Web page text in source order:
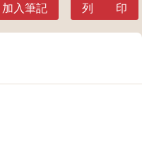
加入筆記 列 印